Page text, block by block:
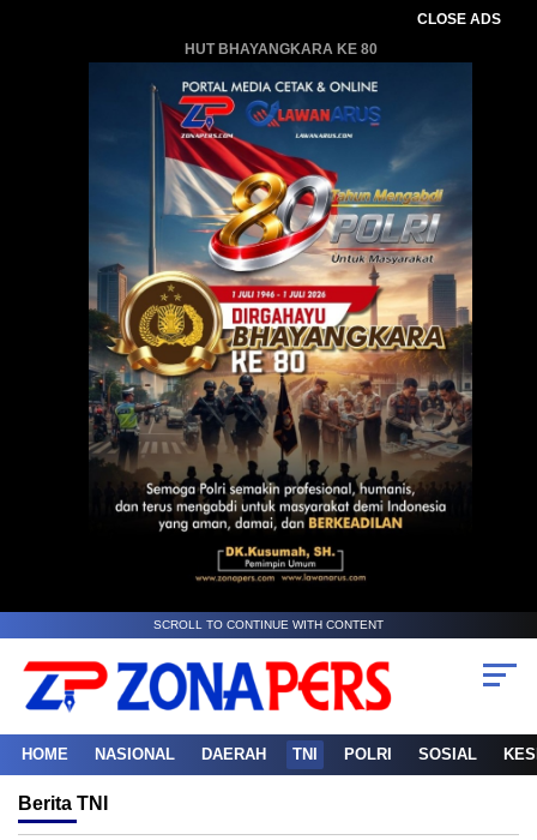
CLOSE ADS
HUT BHAYANGKARA KE 80
SCROLL TO CONTINUE WITH CONTENT
HOME NASIONAL DAERAH TNI POLRI SOSIAL
Berita TNI